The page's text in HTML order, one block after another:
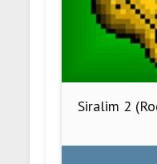
Siralim 2